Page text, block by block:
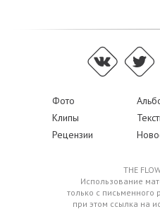
Фото
Клипы
Рецензии
THE
Использование
только с письменного
при этом ссылка на